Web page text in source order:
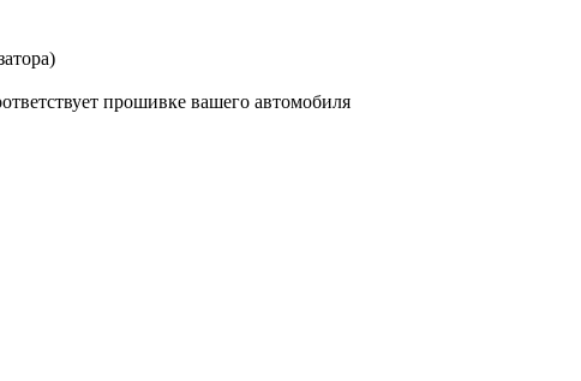
прошивке вашего автомобиля